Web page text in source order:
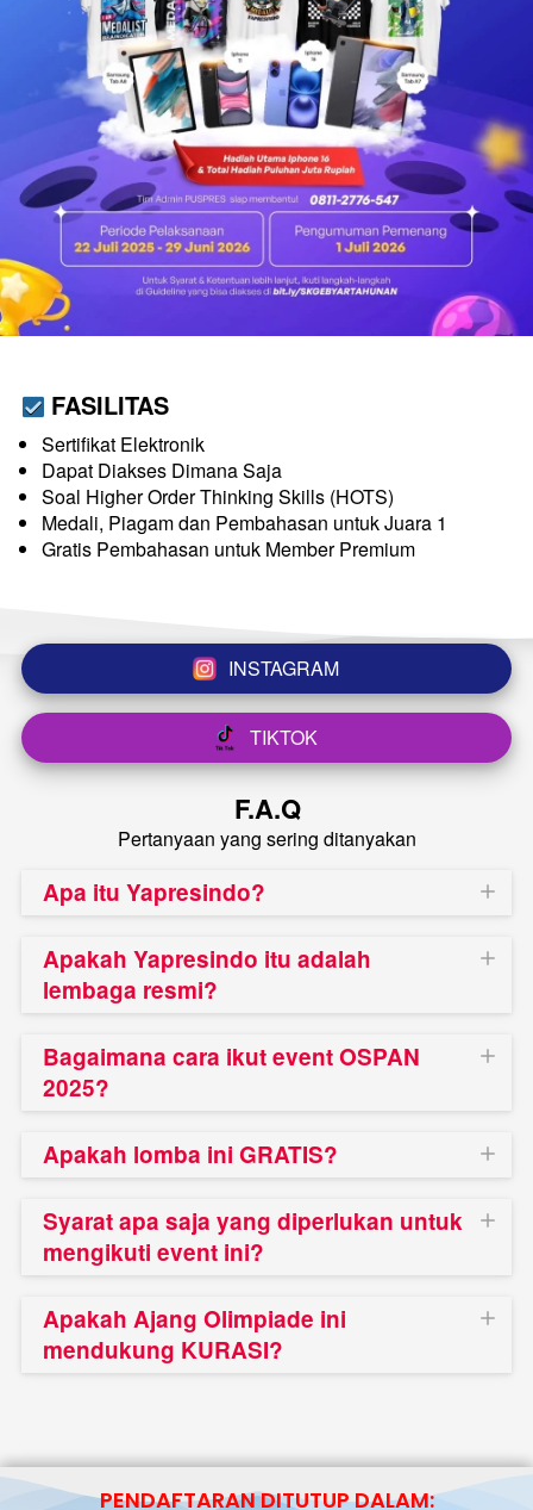
FASILITAS
Sertifikat Elektronik
Dapat Diakses Dimana Saja
Soal Higher Order Thinking Skills (HOTS)
Medali, Piagam dan Pembahasan untuk Juara 1
Gratis Pembahasan untuk Member Premium
` INSTAGRAM
` TIKTOK
F.A.Q
Pertanyaan yang sering ditanyakan
Apa itu Yapresindo?
Apakah Yapresindo itu adalah
lembaga resmi?
Bagaimana cara ikut event OSPAN
2025?
Apakah lomba ini GRATIS?
Syarat apa saja yang diperlukan untuk
mengikuti event ini?
Apakah Ajang Olimpiade ini
mendukung KURASI?
PENDAFTARAN DITUTUP DALAM: